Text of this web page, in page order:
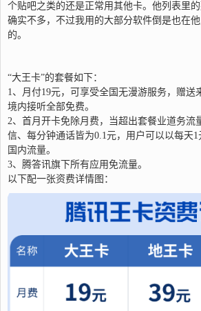
个贴吧之类的还是正常用其他卡。他列表里
确实不多，不过我用的大部分软件倒是也在
的。
“大王卡”的套餐如下：
1、月付19元，可享受全国无漫游服务，赠送
境内接听全部免费。
2、首月开卡免除月费，当超出套餐业道务流
信、每分钟通话皆为0.1元，用户可以以每天
国内流量。
3、腾答讯旗下所有应用免流量。
以下配一张资费详情图：